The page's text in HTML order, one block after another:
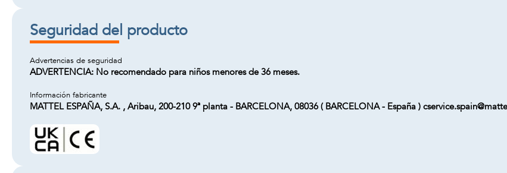
Seguridad del producto
Advertencias de seguridad
ADVERTENCIA: No recomendado para niños menores de 36 meses.
Información fabricante
MATTEL ESPAÑA, S.A. , Aribau, 200-210 9ª planta - BARCELONA, 08036 ( BARCELONA - España )